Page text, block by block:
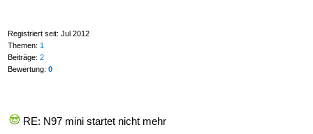
Registriert seit: Jul 2012
Themen: 1
Beiträge: 2
Bewertung: 0
RE: N97 mini startet nicht mehr